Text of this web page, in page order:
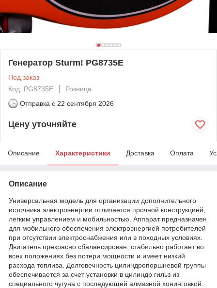
Генератор Sturm! PG8735E
Под заказ
Код: PG8735E
Розница
Отправка с 22 сентября 2026
Цену уточняйте
Описание Характеристики Доставка Оплата
Описание
Универсальная модель для организации дополнительного
источника электроэнергии отличается прочной конструкцией,
легким управлением и мобильностью. Аппарат предназначен
для мобильного обеспечения электроэнергией потребителей
при отсутствии электроснабжения или в походных условиях.
Двигатель прекрасно сбалансирован, стабильно работает во
всех положениях без потери мощности и имеет низкий
расхода топлива. Долговечность цилиндропоршневой группы
обеспечивается за счет установки в цилиндр гильз из
специального чугуна с последующей алмазной хонинговкой.